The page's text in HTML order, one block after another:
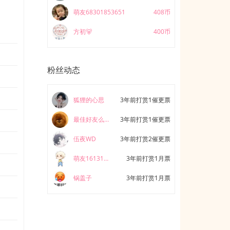
萌友68301853651 408币
方初🐻 400币
粉丝动态
狐狸的心思 3年前打赏1催更票
最佳好友么么哒 3年前打赏1催更票
伍夜WD 3年前打赏2催更票
萌友161314596643 3年前打赏1月票
锅盖子 3年前打赏1月票